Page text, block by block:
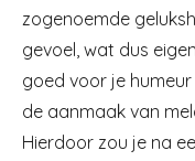
zogenoemde
gevoel, wat dus
goed voor je
de aanmaak van
Hierdoor zou je na